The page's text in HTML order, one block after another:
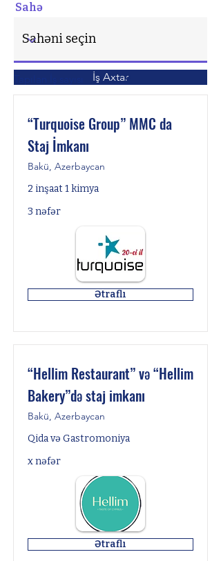
Sahə
İş Axtar9
“Turquoise Group” MMC da
Staj İmkanı
Bakü, Azerbaycan
2 inşaat 1 kimya
3 nəfər
Ətraflı
“Hellim Restaurant” və “Hellim
Bakery”də staj imkanı
Bakü, Azerbaycan
Qida və Gastromoniya
x nəfər
Ətraflı